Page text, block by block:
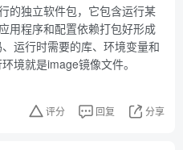
的独立软件包，它包含运行某
用程序和配置依赖打包好形成
运行时需要的库、环境变量和
境就是image镜像文件。
评分 回复 分享